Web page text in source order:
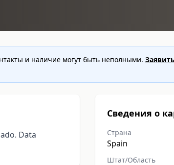
и наличие могут быть неполными.
Data
Сведения о
Страна
Spain
Штат/Область